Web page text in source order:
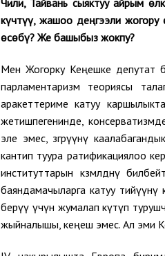
Чили, Тайвань сыяктуу айрым
күчтүү, жашоо деңгээли жогору
өсөбү? Же башыбыз жокпу?
Мен Жогорку Кеңешке депутат
парламентаризм теориясы
аракеттериме катуу
жетишпегенинде,
эле эмес, өзгөрүүнү
кантип туура ратификациялоо
институттарын көзөмөлдөөнү
баяндамачыларга катуу тийүүнү
берүү үчүн жумалап күтүп
жыйналышы, кеңеш эмес. Ал эми